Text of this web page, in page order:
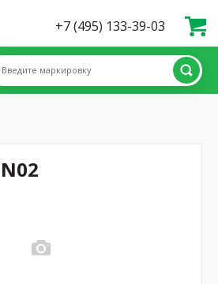
+7 (495) 133-39-03
Введите маркировку